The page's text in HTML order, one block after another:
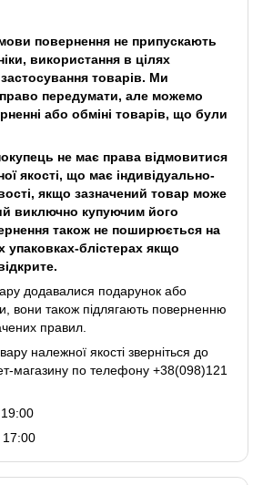
повернення не припускають
використання в цілях
товарів. Ми
передумати, але можемо
або обміні товарів, що були
не має права відмовитися
якості, що має індивідуально-
якщо зазначений товар може
виключно купуючим його
також не поширюється на
упаковках-блістерах якщо
додавалися подарунок або
вони також підлягають поверненню
правил.
належної якості зверніться до
магазину по телефону +38(098)121